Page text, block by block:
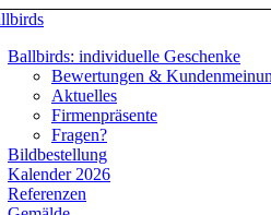
Ballbirds: individuelle Geschenke
Bewertungen &
Aktuelles
Firmenpräsente
Fragen?
Bildbestellung
Kalender 2026
Referenzen